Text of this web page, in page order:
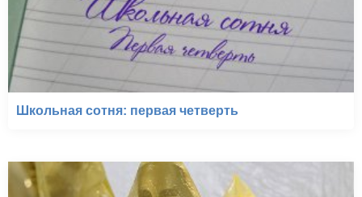
Школьная сотня: первая четверть